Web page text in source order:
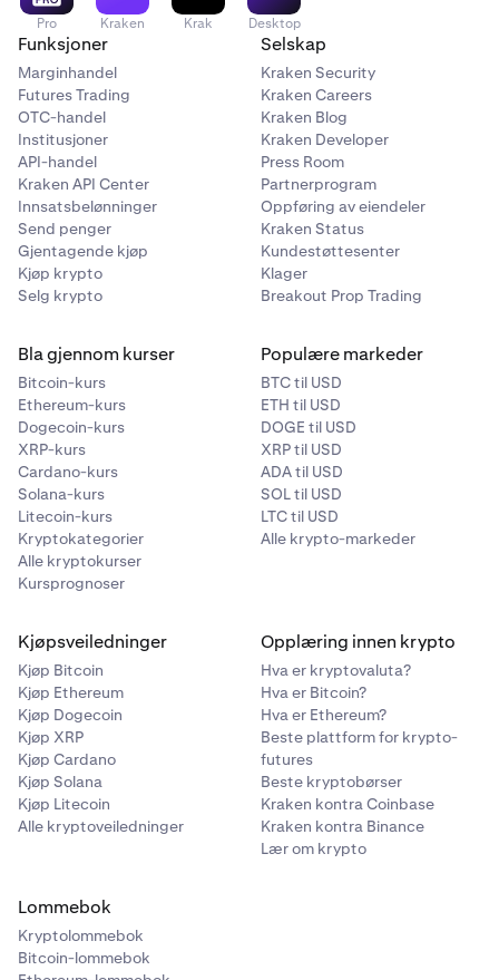
Pro Kraken Krak Desktop
Funksjoner
Marginhandel
Futures Trading
OTC-handel
Institusjoner
API-handel
Kraken API Center
Innsatsbelønninger
Send penger
Gjentagende kjøp
Kjøp krypto
Selg krypto
Selskap
Kraken Security
Kraken Careers
Kraken Blog
Kraken Developer
Press Room
Partnerprogram
Oppføring av eiendeler
Kraken Status
Kundestøttesenter
Klager
Breakout Prop Trading
Bla gjennom kurser
Bitcoin-kurs
Ethereum-kurs
Dogecoin-kurs
XRP-kurs
Cardano-kurs
Solana-kurs
Litecoin-kurs
Kryptokategorier
Alle kryptokurser
Kursprognoser
Populære markeder
BTC til USD
ETH til USD
DOGE til USD
XRP til USD
ADA til USD
SOL til USD
LTC til USD
Alle krypto-markeder
Kjøpsveiledninger
Kjøp Bitcoin
Kjøp Ethereum
Kjøp Dogecoin
Kjøp XRP
Kjøp Cardano
Kjøp Solana
Kjøp Litecoin
Alle kryptoveiledninger
Opplæring innen krypto
Hva er kryptovaluta?
Hva er Bitcoin?
Hva er Ethereum?
Beste plattform for krypto-
futures
Beste kryptobørser
Kraken kontra Coinbase
Kraken kontra Binance
Lær om krypto
Lommebok
Kryptolommebok
Bitcoin-lommebok